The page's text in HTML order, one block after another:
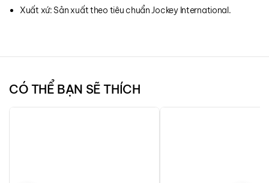
Xuất xứ: Sản xuất theo tiêu chuẩn Jockey International.
CÓ THỂ BẠN SẼ THÍCH